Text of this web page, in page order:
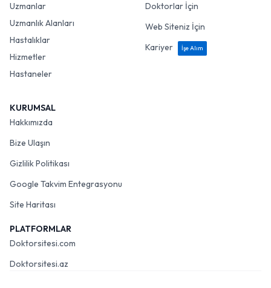
Uzmanlar
Uzmanlık Alanları
Hastalıklar
Hizmetler
Hastaneler
Doktorlar İçin
Web Siteniz İçin
Kariyer
İşe Alım
KURUMSAL
Hakkımızda
Bize Ulaşın
Gizlilik Politikası
Google Takvim Entegrasyonu
Site Haritası
PLATFORMLAR
Doktorsitesi.com
Doktorsitesi.az